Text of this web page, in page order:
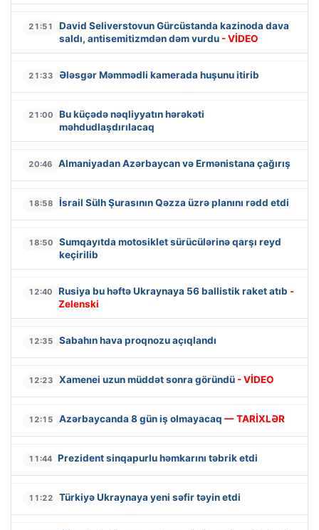
21:51
David Seliverstovun Gürcüstanda kazinoda dava
saldı, antisemitizmdən dəm vurdu - VİDEO
21:33 Ələsgər Məmmədli kamerada huşunu itirib
21:00
Bu küçədə nəqliyyatın hərəkəti
məhdudlaşdırılacaq
20:46 Almaniyadan Azərbaycan və Ermənistana çağırış
18:58 İsrail Sülh Şurasının Qəzza üzrə planını rədd etdi
18:50
Sumqayıtda motosiklet sürücülərinə qarşı reyd
keçirilib
12:40 Rusiya bu həftə Ukraynaya 56 ballistik raket atıb -
Zelenski
12:35 Sabahın hava proqnozu açıqlandı
12:23 Xamenei uzun müddət sonra göründü - VİDEO
12:15 Azərbaycanda 8 gün iş olmayacaq — TARİXLƏR
11:44 Prezident sinqapurlu həmkarını təbrik etdi
11:22 Türkiyə Ukraynaya yeni səfir təyin etdi